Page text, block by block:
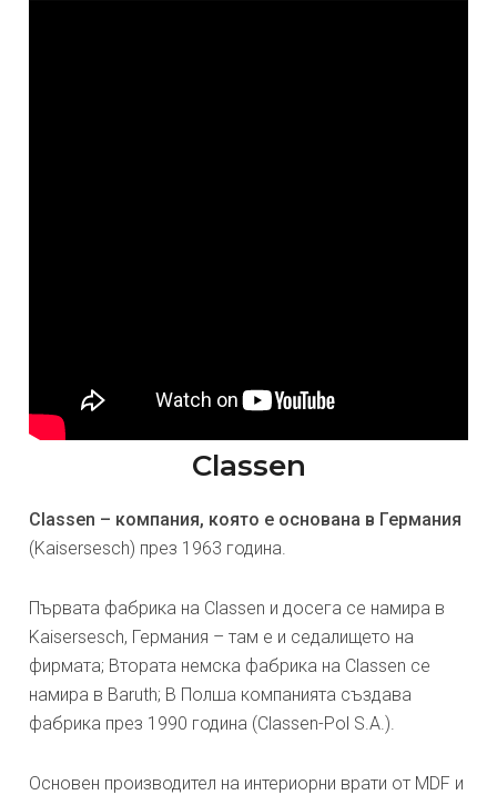
Classen
Classen – компания, която е основана в Германия
(Kaisersesch) през 1963 година.
Първата фабрика на Classen и досега се намира в
Kaisersesch, Германия – там е и седалището на
фирмата; Втората немска фабрика на Classen се
намира в Baruth; В Полша компанията създава
фабрика през 1990 година (Classen-Pol S.A.).
Основен производител на интериорни врати от MDF и